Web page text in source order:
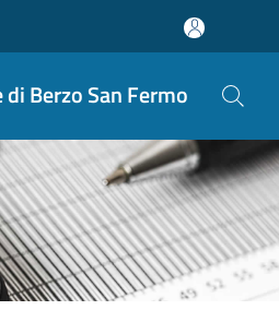
di Berzo San Fermo